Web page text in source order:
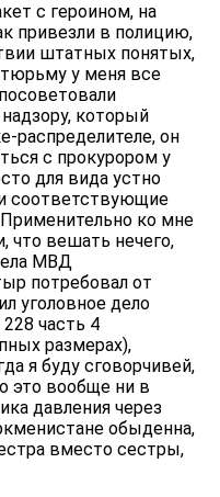
с героином, на
привезли в полицию,
штатных понятых,
у меня все
который
распределителе, он
с прокурором у
для вида устно
соответствующие
ко мне
что вешать нечего,
МВД
потребовал от
уголовное дело
часть 4
размерах),
я буду сговорчивей,
это вообще ни в
давления через
обыденна,
вместо сестры,